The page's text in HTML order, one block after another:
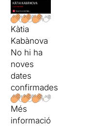
Kàtia
Kabànova
No hi ha
noves
dates
confirmades
Més
informació